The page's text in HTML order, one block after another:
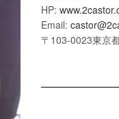
HP:
Email:
〒103-0023東京